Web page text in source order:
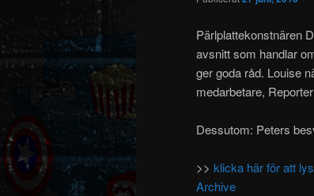
Pärlplattekonstnären
avsnitt som handlar
ger goda råd. Louise
medarbetare,
Dessutom: Peters
>> klicka här för att
Archive